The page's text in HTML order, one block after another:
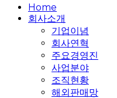
Close
Menu
Home
회사소개
기업이념
회사연혁
주요경영진
사업분야
조직현황
해외판매망